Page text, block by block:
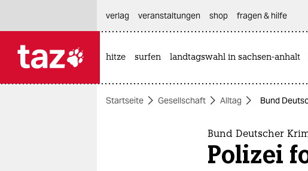
themen
verlag
veranstaltungen shop fragen & hilfe
hitze surfen landtagswahl in sachsen-anhalt
Startseite Gesellschaft Alltag Bund
Bund Deutscher
Polizei